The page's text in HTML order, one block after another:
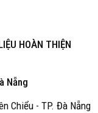
HOÀN THIỆN
Nẵng
Chiểu - TP. Đà Nẵng